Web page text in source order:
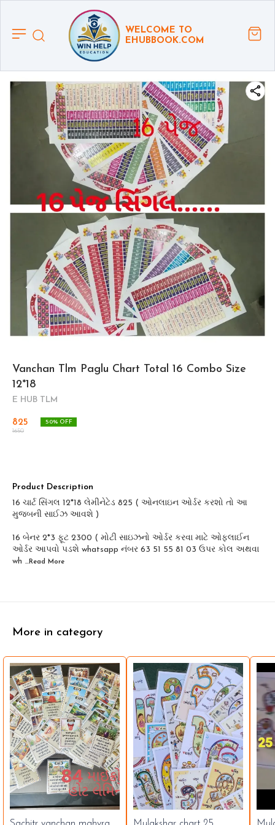
WELCOME TO
EHUBBOOK.COM
Vanchan Tlm Paglu Chart Total 16 Combo Size
12*18
E HUB TLM
825
1650
50% OFF
Product Description
16 ચાર્ટ સિંગલ 12*18 લેમીનેટેડ 825 ( ઓનલાઇન ઓર્ડર કરશો તો આ
મુજબની સાઈઝ આવશે )
16 બેનર 2*3 ફૂટ 2300 ( મોટી સાઇઝનો ઓર્ડર કરવા માટે ઓફલાઈન
ઓર્ડર આપવો પડશે whatsapp નંબર 63 51 55 81 03 ઉપર કોલ અથવા
wh ...Read More
More in category